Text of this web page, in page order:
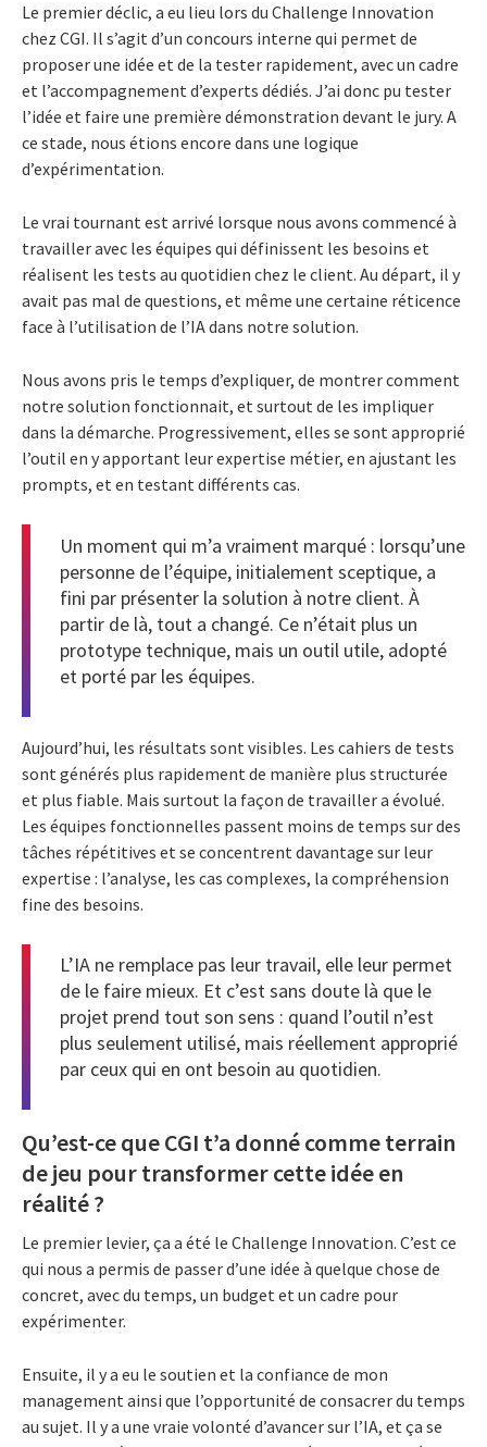
Le premier déclic, a eu lieu lors du Challenge Innovation
chez CGI. Il s’agit d’un concours interne qui permet de
proposer une idée et de la tester rapidement, avec un cadre
et l’accompagnement d’experts dédiés. J’ai donc pu tester
l’idée et faire une première démonstration devant le jury. A
ce stade, nous étions encore dans une logique
d’expérimentation.
Le vrai tournant est arrivé lorsque nous avons commencé à
travailler avec les équipes qui définissent les besoins et
réalisent les tests au quotidien chez le client. Au départ, il y
avait pas mal de questions, et même une certaine réticence
face à l’utilisation de l’IA dans notre solution.
Nous avons pris le temps d’expliquer, de montrer comment
notre solution fonctionnait, et surtout de les impliquer
dans la démarche. Progressivement, elles se sont approprié
l’outil en y apportant leur expertise métier, en ajustant les
prompts, et en testant différents cas.
Un moment qui m’a vraiment marqué : lorsqu’une
personne de l’équipe, initialement sceptique, a
fini par présenter la solution à notre client. À
partir de là, tout a changé. Ce n’était plus un
prototype technique, mais un outil utile, adopté
et porté par les équipes.
Aujourd’hui, les résultats sont visibles. Les cahiers de tests
sont générés plus rapidement de manière plus structurée
et plus fiable. Mais surtout la façon de travailler a évolué.
Les équipes fonctionnelles passent moins de temps sur des
tâches répétitives et se concentrent davantage sur leur
expertise : l’analyse, les cas complexes, la compréhension
fine des besoins.
L’IA ne remplace pas leur travail, elle leur permet
de le faire mieux. Et c’est sans doute là que le
projet prend tout son sens : quand l’outil n’est
plus seulement utilisé, mais réellement approprié
par ceux qui en ont besoin au quotidien.
Qu’est-ce que CGI t’a donné comme terrain
de jeu pour transformer cette idée en
réalité ?
Le premier levier, ça a été le Challenge Innovation. C’est ce
qui nous a permis de passer d’une idée à quelque chose de
concret, avec du temps, un budget et un cadre pour
expérimenter.
Ensuite, il y a eu le soutien et la confiance de mon
management ainsi que l’opportunité de consacrer du temps
au sujet. Il y a une vraie volonté d’avancer sur l’IA, et ça se